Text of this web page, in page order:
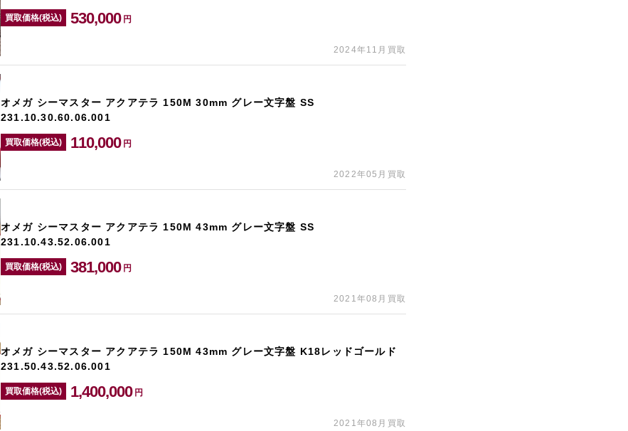
買取価格(税込) 530,000 円
2024年11月買取
オメガ シーマスター アクアテラ 150M 30mm グレー文字盤 SS
231.10.30.60.06.001
買取価格(税込) 110,000 円
2022年05月買取
オメガ シーマスター アクアテラ 150M 43mm グレー文字盤 SS
231.10.43.52.06.001
買取価格(税込) 381,000 円
2021年08月買取
オメガ シーマスター アクアテラ 150M 43mm グレー文字盤 K18レッドゴールド
231.50.43.52.06.001
買取価格(税込) 1,400,000 円
2021年08月買取